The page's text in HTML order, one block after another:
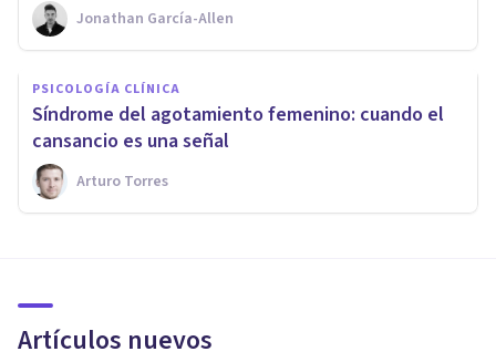
Jonathan García-Allen
PSICOLOGÍA CLÍNICA
​Síndrome del agotamiento femenino: cuando el
cansancio es una señal
Arturo Torres
Artículos nuevos